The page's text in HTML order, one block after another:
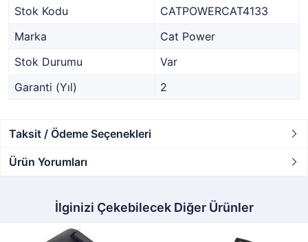
Stok Kodu
CATPOWERCAT4133
Marka
Cat Power
Stok Durumu
Var
Garanti (Yıl)
2
Taksit / Ödeme Seçenekleri
Ürün Yorumları
İlginizi Çekebilecek Diğer Ürünler